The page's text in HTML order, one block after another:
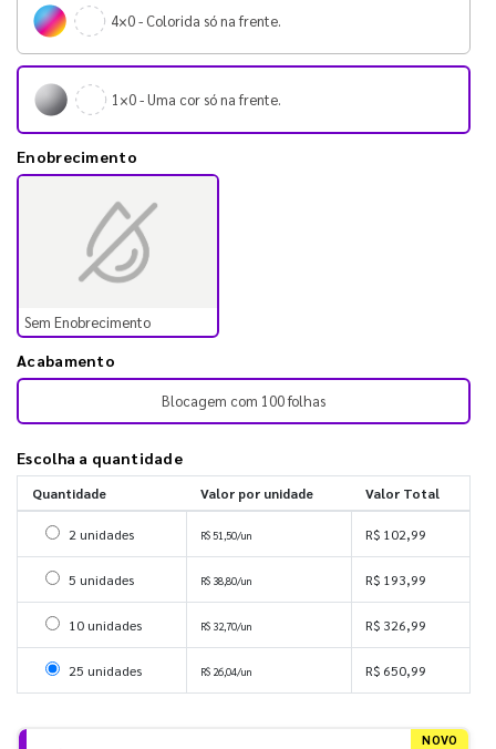
4×0 - Colorida só na frente.
1×0 - Uma cor só na frente.
Enobrecimento
Sem Enobrecimento
Acabamento
Blocagem com 100 folhas
Escolha a quantidade
Quantidade Valor por unidade Valor Total
Selecionar 2 unidades
2 unidades R$ 51,50/un R$ 102,99
Selecionar 5 unidades
5 unidades R$ 38,80/un R$ 193,99
Selecionar 10 unidades
10 unidades R$ 32,70/un R$ 326,99
Selecionar 25 unidades
25 unidades R$ 26,04/un R$ 650,99
NOVO